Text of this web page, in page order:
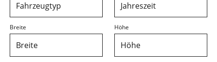
Fahrzeugtyp Jahreszeit
Breite
Breite
Höhe
Höhe